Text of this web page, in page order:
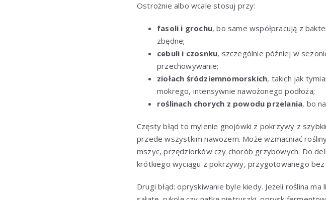
Ostrożnie albo wcale stosuj przy:
fasoli i grochu, bo same współpracują z
zbędne;
cebuli i czosnku, szczególnie później w
przechowywanie;
ziołach śródziemnomorskich, takich jak
mokrego, intensywnie nawożonego podłoża;
roślinach chorych z powodu przelania, bo
Częsty błąd to mylenie gnojówki z pokrzywy z
przede wszystkim nawozem. Może wzmacniać
mszyc, przędziorków czy chorób grzybowych. Do
krótkiego wyciągu z pokrzywy, przygotowanego bez
Drugi błąd: opryskiwanie byle kiedy. Jeżeli roślina